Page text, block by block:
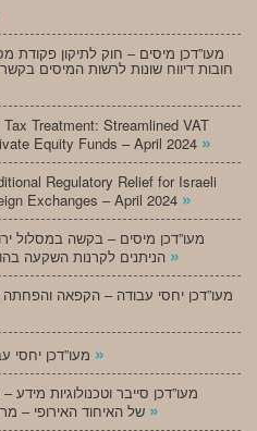
חובות דיווח שונות לרשות המיסים
Treatment: Streamlined VAT
Equity Funds – April 2024 »
Regulatory Relief for Israeli
Exchanges – April 2024 »
מעו”דכן מיסים – בקשה במסלול
»
»
מעו”דכן סייבר וטכנולוגיות מידע
»